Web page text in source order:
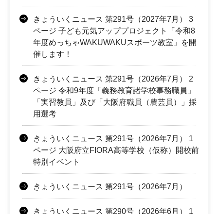
きょういくニュース 第291号（2027年7月） 3
ページ 子ども元気アッププロジェクト「令和8
年度めっちゃWAKUWAKUスポーツ教室」を開
催します！
きょういくニュース 第291号（2026年7月） 2
ページ 令和9年度「義務教育諸学校事務職員」
「実習教員」及び「大阪府職員（農芸員）」採
用選考
きょういくニュース 第291号（2026年7月） 1
ページ 大阪府立FIORA高等学校（仮称）開校前
特別イベント
きょういくニュース 第291号（2026年7月）
きょういくニュース 第290号（2026年6月） 1